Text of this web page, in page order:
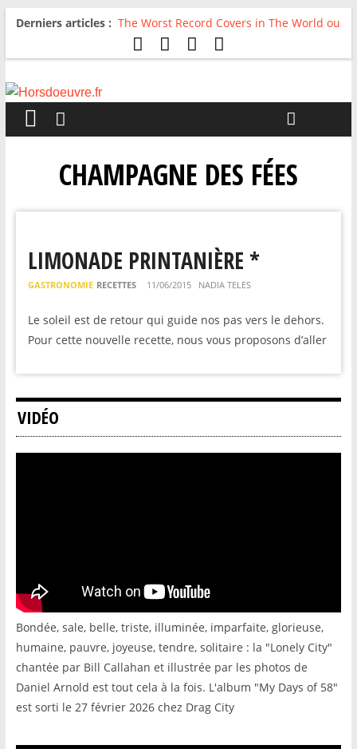
Derniers articles : The Worst Record Covers in The World ou
Comment rire du pire
Avril 2026 : C’est dans les vieux pots
For The First Time, Again : Tyler Ballgame
CHAMPAGNE DES FÉES
LIMONADE PRINTANIÈRE *
GASTRONOMIE RECETTES 11/06/2015 NADIA TELES
Le soleil est de retour qui guide nos pas vers le dehors.
Pour cette nouvelle recette, nous vous proposons d’aller
VIDÉO
Bondée, sale, belle, triste, illuminée, imparfaite, glorieuse,
humaine, pauvre, joyeuse, tendre, solitaire : la "Lonely City"
chantée par Bill Callahan et illustrée par les photos de
Daniel Arnold est tout cela à la fois. L'album "My Days of 58"
est sorti le 27 février 2026 chez Drag City